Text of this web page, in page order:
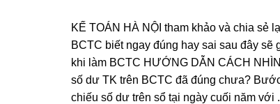
KẾ TOÁN HÀ NỘI tham khảo và chia sẻ
BCTC biết ngay đúng hay sai sau đây
khi làm BCTC HƯỚNG DẪN CÁCH
số dư TK trên BCTC đã đúng chưa?
chiếu số dư trên sổ tại ngày cuối năm với